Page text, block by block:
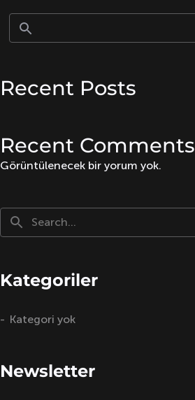
Recent Posts
Recent Comments
Görüntülenecek bir yorum yok.
Kategoriler
Kategori yok
Newsletter